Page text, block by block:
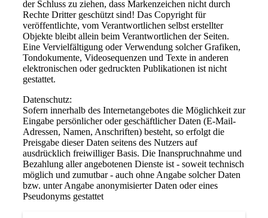
der Schluss zu ziehen, dass Markenzeichen nicht durch
Rechte Dritter geschützt sind! Das Copyright für
veröffentlichte, vom Verantwortlichen selbst erstellter
Objekte bleibt allein beim Verantwortlichen der Seiten.
Eine Vervielfältigung oder Verwendung solcher Grafiken,
Tondokumente, Videosequenzen und Texte in anderen
elektronischen oder gedruckten Publikationen ist nicht
gestattet.
Datenschutz:
Sofern innerhalb des Internetangebotes die Möglichkeit zur
Eingabe persönlicher oder geschäftlicher Daten (E-Mail-
Adressen, Namen, Anschriften) besteht, so erfolgt die
Preisgabe dieser Daten seitens des Nutzers auf
ausdrücklich freiwilliger Basis. Die Inanspruchnahme und
Bezahlung aller angebotenen Dienste ist - soweit technisch
möglich und zumutbar - auch ohne Angabe solcher Daten
bzw. unter Angabe anonymisierter Daten oder eines
Pseudonyms gestattet